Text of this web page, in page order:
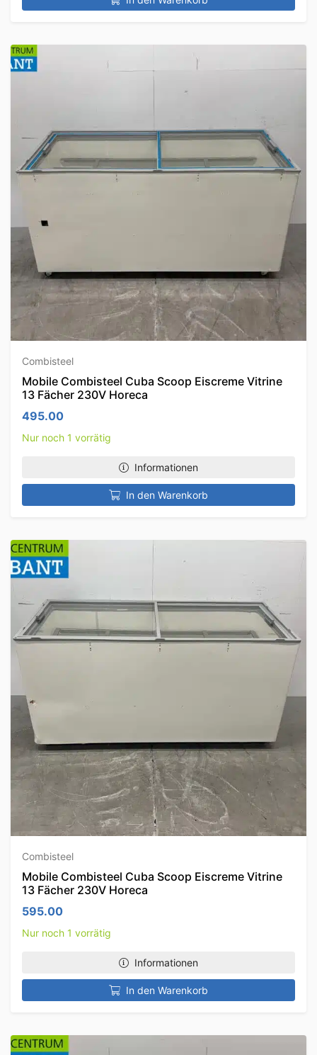
Combisteel
Mobile Combisteel Cuba Scoop Eiscreme Vitrine
13 Fächer 230V Horeca
495.00
Nur noch 1 vorrätig
Informationen
In den Warenkorb
Combisteel
Mobile Combisteel Cuba Scoop Eiscreme Vitrine
13 Fächer 230V Horeca
595.00
Nur noch 1 vorrätig
Informationen
In den Warenkorb